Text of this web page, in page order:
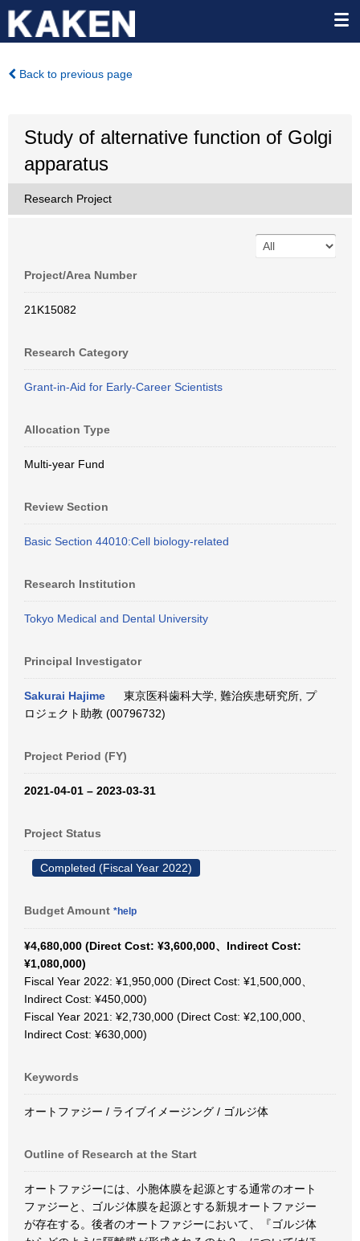
Back to previous page
Study of alternative function of Golgi
apparatus
Research Project
Project/Area Number
21K15082
Research Category
Grant-in-Aid for Early-Career Scientists
Allocation Type
Multi-year Fund
Review Section
Basic Section 44010:Cell biology-related
Research Institution
Tokyo Medical and Dental University
Principal Investigator
Sakurai Hajime
東京医科歯科大学, 難治疾患研究所, プ
ロジェクト助教 (00796732)
Project Period (FY)
2021-04-01 – 2023-03-31
Project Status
Completed (Fiscal Year 2022)
Budget Amount *help
¥4,680,000 (Direct Cost: ¥3,600,000、Indirect Cost:
¥1,080,000)
Fiscal Year 2022: ¥1,950,000 (Direct Cost: ¥1,500,000、
Indirect Cost: ¥450,000)
Fiscal Year 2021: ¥2,730,000 (Direct Cost: ¥2,100,000、
Indirect Cost: ¥630,000)
Keywords
オートファジー / ライブイメージング / ゴルジ体
Outline of Research at the Start
オートファジーには、小胞体膜を起源とする通常のオート
ファジーと、ゴルジ体膜を起源とする新規オートファジー
が存在する。後者のオートファジーにおいて、『ゴルジ体